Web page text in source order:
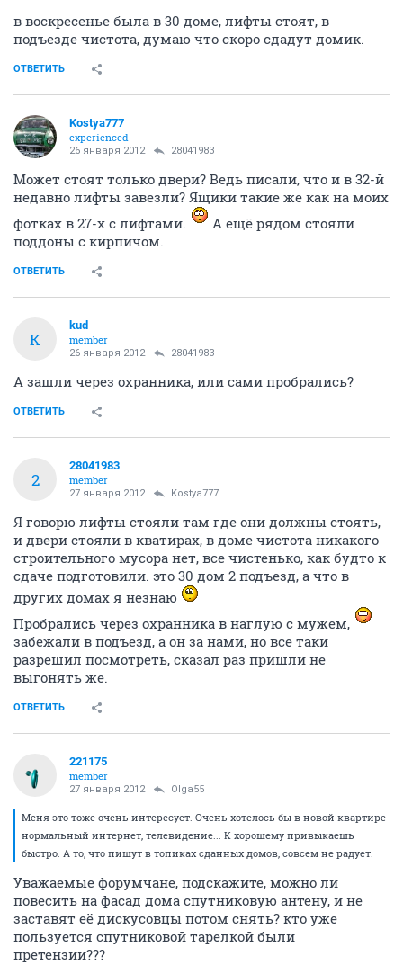
в воскресенье была в 30 доме, лифты стоят, в
подъезде чистота, думаю что скоро сдадут домик.
ОТВЕТИТЬ
Kostya777
experienced
26 января 2012 28041983
Может стоят только двери? Ведь писали, что и в 32-й
недавно лифты завезли? Ящики такие же как на моих
фотках в 27-х с лифтами.
А ещё рядом стояли
поддоны с кирпичом.
ОТВЕТИТЬ
K
kud
member
26 января 2012 28041983
А зашли через охранника, или сами пробрались?
ОТВЕТИТЬ
2
28041983
member
27 января 2012 Kostya777
Я говорю лифты стояли там где они должны стоять,
и двери стояли в кватирах, в доме чистота никакого
строительного мусора нет, все чистенько, как будто к
сдаче подготовили. это 30 дом 2 подъезд, а что в
других домах я незнаю
Пробрались через охранника в наглую с мужем,
забежали в подъезд, а он за нами, но все таки
разрешил посмотреть, сказал раз пришли не
выгонять же.
ОТВЕТИТЬ
221175
member
27 января 2012 Olga55
Меня это тоже очень интересует. Очень хотелось бы в новой квартире
нормальный интернет, телевидение... К хорошему привыкаешь
быстро. А то, что пишут в топиках сданных домов, совсем не радует.
Уважаемые форумчане, подскажите, можно ли
повесить на фасад дома спутниковую антену, и не
заставят её дискусовцы потом снять? кто уже
пользуется спутниковой тарелкой были
претензии???